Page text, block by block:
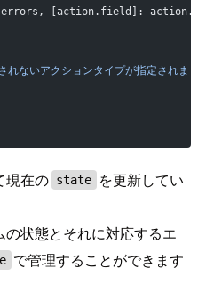
[action.field]:
れないアクションタイプが指定されま
現在の state
を更新してい
状態とそれに対応するエ
で管理することができます